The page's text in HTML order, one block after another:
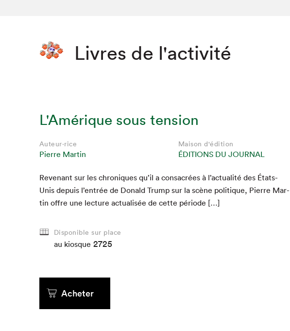
Livres de l'activité
L'Amérique sous tension
Auteur·rice
Pierre Martin
Maison d'édition
ÉDITIONS DU JOURNAL
Revenant sur les chroniques qu’il a con­sacrées à l’ac­tu­al­ité des États-
Unis depuis l’en­trée de Don­ald Trump sur la scène poli­tique, Pierre Mar­
tin offre une lec­ture actu­al­isée de cette période […]
Disponible sur place
au kiosque 2725
Acheter